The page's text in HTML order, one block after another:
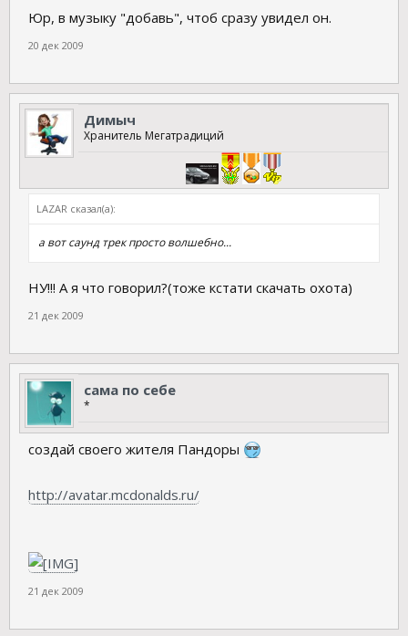
Юр, в музыку "добавь", чтоб сразу увидел он.
20 дек 2009
Димыч
Хранитель Мегатрадиций
LAZAR сказал(а):
а вот саунд трек просто волшебно...
НУ!!! А я что говорил?(тоже кстати скачать охота)
21 дек 2009
сама по себе
*
создай своего жителя Пандоры
http://avatar.mcdonalds.ru/
21 дек 2009